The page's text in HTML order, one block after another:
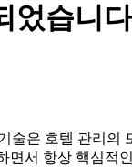
었습니
은 호텔 관리의
면서 항상 핵심적